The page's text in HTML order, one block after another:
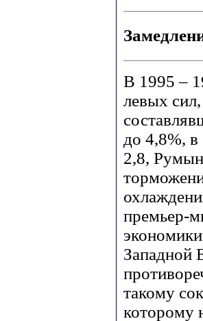
В 1995 –
левых
до 4,8%,
2,8,
премьер-
Западной
такому
которому